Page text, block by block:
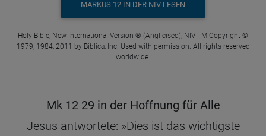
MARKUS 12 IN DER NIV LESEN
Holy Bible, New International Version ® (Anglicised), NIV TM Copyright ©
1979, 1984, 2011 by Biblica, Inc. Used with permission. All rights reserved
worldwide.
Mk 12 29 in der Hoffnung für Alle
Jesus antwortete: »Dies ist das wichtigste